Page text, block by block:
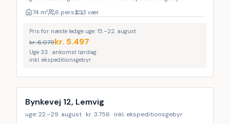
74 m² 6 pers. 3 vær.
Pris for næste ledige uge: 15.–22. august
kr.6.079kr. 5.497
Uge 33 · ankomst lørdag
inkl. ekspeditionsgebyr
Bynkevej 12, Lemvig
uge: 22.–29. august · kr. 3.756 · inkl. ekspeditionsgebyr